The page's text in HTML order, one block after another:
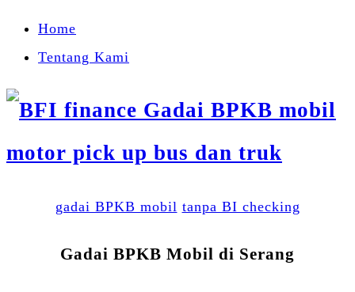
Home
Tentang Kami
gadai BPKB mobil tanpa BI checking
Gadai BPKB Mobil di Serang